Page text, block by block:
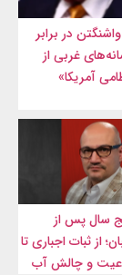
در برابر
غربی از
آمریکا»
سال پس از
از ثبات اجباری تا
و چالش آب